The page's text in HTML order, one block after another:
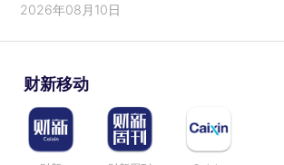
2026年08月10日
财新移动